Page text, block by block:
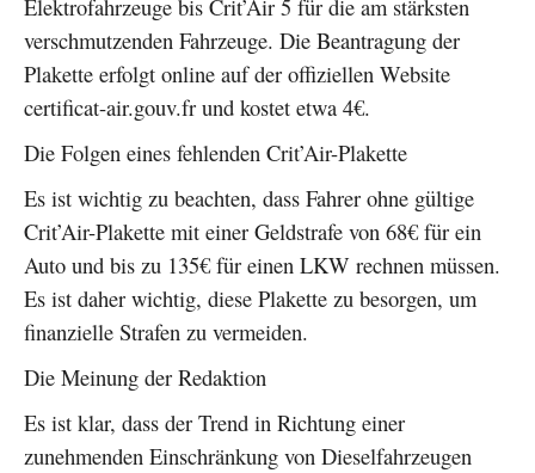
Elektrofahrzeuge bis Crit’Air 5 für die am stärksten
verschmutzenden Fahrzeuge. Die Beantragung der
Plakette erfolgt online auf der offiziellen Website
certificat-air.gouv.fr und kostet etwa 4€.
Die Folgen eines fehlenden Crit’Air-Plakette
Es ist wichtig zu beachten, dass Fahrer ohne gültige
Crit’Air-Plakette mit einer Geldstrafe von 68€ für ein
Auto und bis zu 135€ für einen LKW rechnen müssen.
Es ist daher wichtig, diese Plakette zu besorgen, um
finanzielle Strafen zu vermeiden.
Die Meinung der Redaktion
Es ist klar, dass der Trend in Richtung einer
zunehmenden Einschränkung von Dieselfahrzeugen